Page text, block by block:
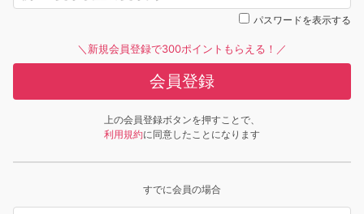
パスワードを表示する
＼新規会員登録で300ポイントもらえる！／
会員登録
上の会員登録ボタンを押すことで、
利用規約に同意したことになります
すでに会員の場合